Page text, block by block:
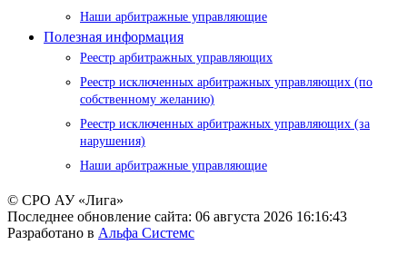
Наши арбитражные управляющие
Полезная информация
Реестр арбитражных управляющих
Реестр исключенных арбитражных управляющих (по
собственному желанию)
Реестр исключенных арбитражных управляющих (за
нарушения)
Наши арбитражные управляющие
© СРО АУ «Лига»
Последнее обновление сайта: 06 августа 2026 16:16:43
Разработано в Альфа Системс